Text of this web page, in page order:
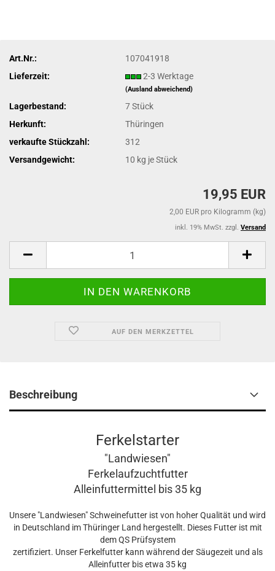
Art.Nr.:
107041918
Lieferzeit:
2-3 Werktage
(Ausland abweichend)
Lagerbestand: 7Stück
Herkunft:
Thüringen
verkaufte Stückzahl:
312
Versandgewicht:
10 kg je Stück
19,95 EUR
2,00 EUR pro Kilogramm (kg)
inkl. 19% MwSt. zzgl. Versand
AUF DEN MERKZETTEL
Beschreibung
Ferkelstarter
"Landwiesen"
Ferkelaufzuchtfutter
Alleinfuttermittel bis 35 kg
Unsere "Landwiesen" Schweinefutter ist von hoher Qualität und wird
in Deutschland im Thüringer Land hergestellt. Dieses Futter ist mit
dem QS Prüfsystem
zertifiziert. Unser Ferkelfutter kann während der Säugezeit und als
Alleinfutter bis etwa 35 kg